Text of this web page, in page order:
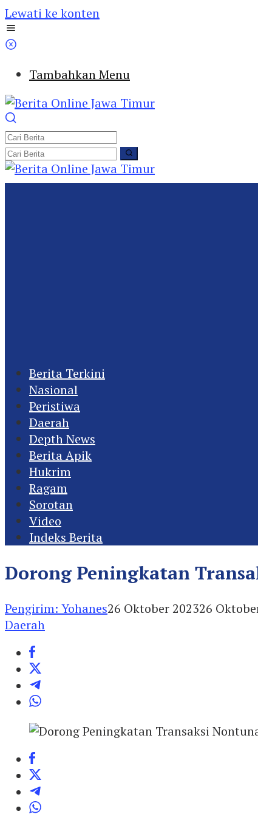
Lewati ke konten
Tambahkan Menu
Berita Terkini
Nasional
Peristiwa
Daerah
Depth News
Berita Apik
Hukrim
Ragam
Sorotan
Video
Indeks Berita
Dorong Peningkatan
Pengirim: Yohanes26 Oktober 202326
Daerah